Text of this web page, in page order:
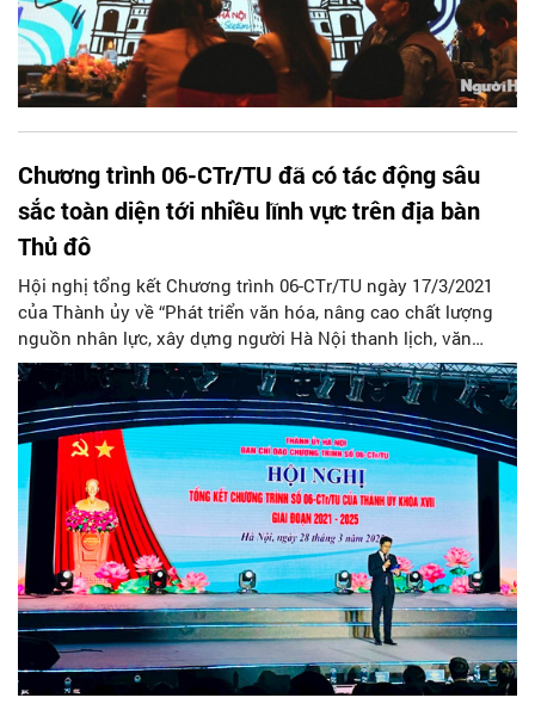
Chương trình 06-CTr/TU đã có tác động sâu
sắc toàn diện tới nhiều lĩnh vực trên địa bàn
Thủ đô
Hội nghị tổng kết Chương trình 06-CTr/TU ngày 17/3/2021
của Thành ủy về “Phát triển văn hóa, nâng cao chất lượng
nguồn nhân lực, xây dựng người Hà Nội thanh lịch, văn
minh giai đoạn 2021-2025” (Chương trình 06-CTr/TU) đã kết
thúc thành công tốt đẹp vào ngày 28/3/2025 vừa qua. Nhiều
ý kiến tham luận tại Hội nghị đã cho thấy những tác động
sâu sắc của Chương trình 06-CTr/TU đến nhiều lĩnh vực của
đời sống xã hội trên địa bàn Thủ đô nói chung và trong việc
phát triển văn hoá, xây dựng người Hà Nội thanh lịch